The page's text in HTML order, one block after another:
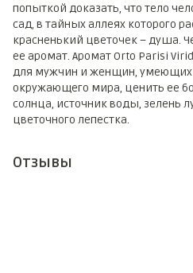
попыткой доказать, что тело
сад, в тайных аллеях которого
красненький цветочек – душа.
ее аромат. Аромат Orto Parisi
для мужчин и женщин, умеющих
окружающего мира, ценить ее
солнца, источник воды, зелень
цветочного лепестка.
Отзывы